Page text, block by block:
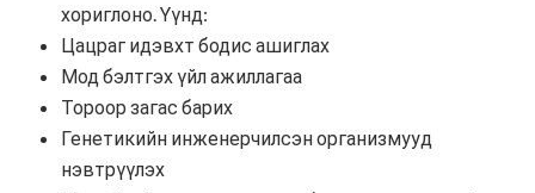
хориглоно. Үүнд:
Цацраг идэвхт бодис ашиглах
Мод бэлтгэх үйл ажиллагаа
Тороор загас барих
Генетикийн инженерчилсэн организмууд
нэвтрүүлэх